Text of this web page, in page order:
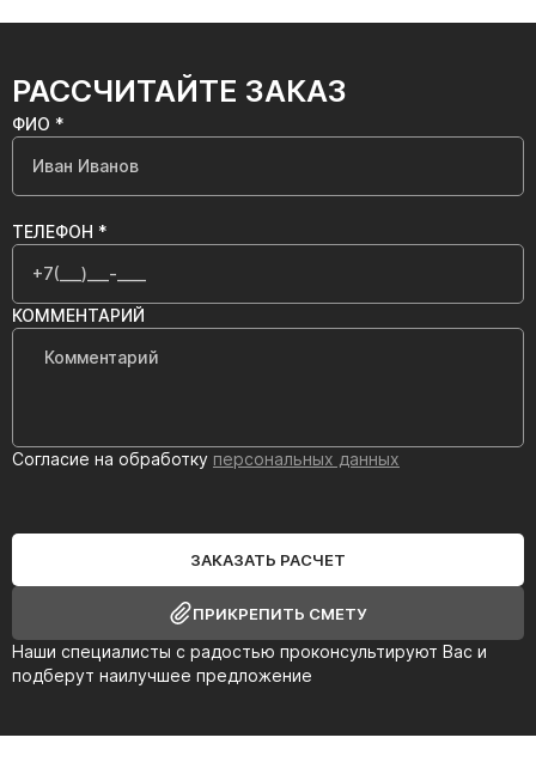
РАССЧИТАЙТЕ ЗАКАЗ
Наши специалисты с радостью проконсультируют Вас и
подберут наилучшее предложение
ФИО *
ТЕЛЕФОН *
КОММЕНТАРИЙ
Согласие на обработку персональных данных
ЗАКАЗАТЬ РАСЧЕТ
ПРИКРЕПИТЬ СМЕТУ